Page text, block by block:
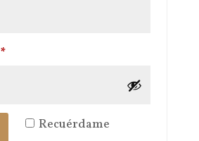
*Obligatorio
Recuérdame